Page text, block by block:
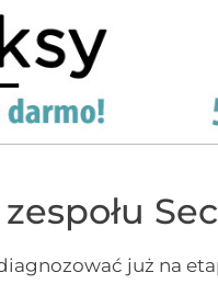
już na